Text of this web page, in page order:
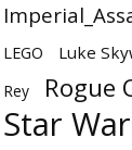
LEGO Luke
Rey
Rogue
Star